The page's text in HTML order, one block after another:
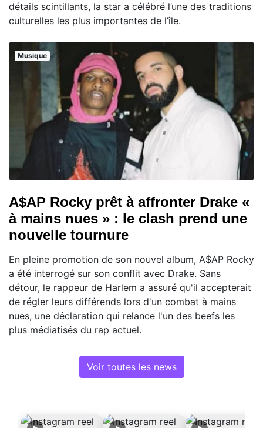
détails scintillants, la star a célébré l’une des traditions
culturelles les plus importantes de l’île.
Musique
A$AP Rocky prêt à affronter Drake «
à mains nues » : le clash prend une
nouvelle tournure
En pleine promotion de son nouvel album, A$AP Rocky
a été interrogé sur son conflit avec Drake. Sans
détour, le rappeur de Harlem a assuré qu'il accepterait
de régler leurs différends lors d'un combat à mains
nues, une déclaration qui relance l'un des beefs les
plus médiatisés du rap actuel.
Voir toutes les news